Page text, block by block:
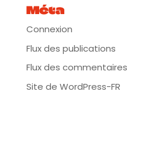
Méta
Connexion
Flux des publications
Flux des commentaires
Site de WordPress-FR